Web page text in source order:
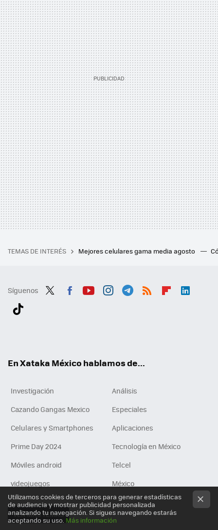
TEMAS DE INTERÉS Mejores celulares gama media agosto
Síguenos
En Xataka México hablamos de...
Investigación
Análisis
Cazando Gangas Mexico
Especiales
Celulares y Smartphones
Aplicaciones
Prime Day 2024
Tecnología en México
Móviles android
Telcel
videojuegos
México
VER MÁS TEMAS
Utilizamos cookies de terceros para generar estadísticas
de audiencia y mostrar publicidad personalizada
analizando tu navegación. Si sigues navegando estarás
aceptando su uso. Más información